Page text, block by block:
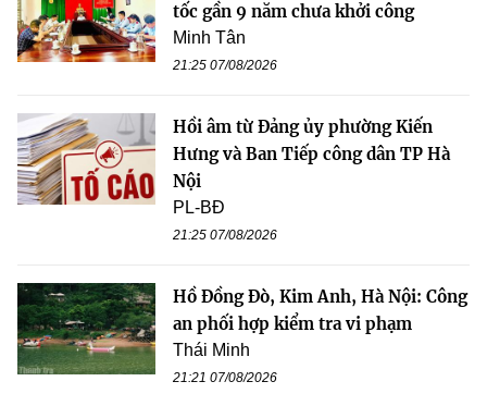
tốc gần 9 năm chưa khởi công
Minh Tân
21:25 07/08/2026
Hồi âm từ Đảng ủy phường Kiến
Hưng và Ban Tiếp công dân TP Hà
Nội
PL-BĐ
21:25 07/08/2026
Hồ Đồng Đò, Kim Anh, Hà Nội: Công
an phối hợp kiểm tra vi phạm
Thái Minh
21:21 07/08/2026